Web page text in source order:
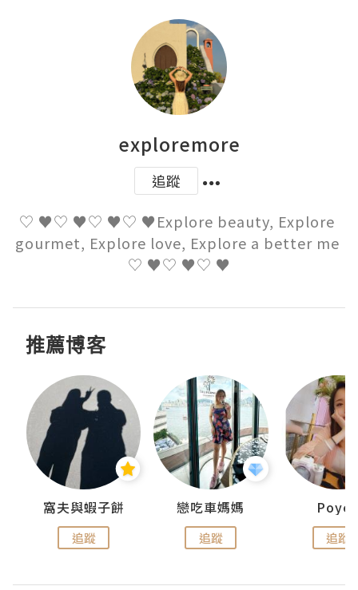
exploremore
追蹤
♡ ♥♡ ♥♡ ♥♡ ♥Explore beauty, Explore
gourmet, Explore love, Explore a better me
♡ ♥♡ ♥♡ ♥
推薦博客
窩夫與蝦子餅
追蹤
戀吃車媽媽
追蹤 追蹤